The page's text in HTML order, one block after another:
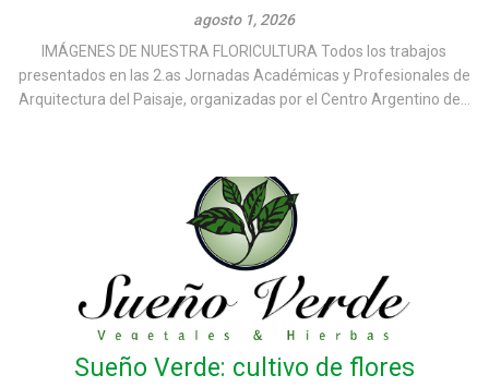
agosto 1, 2026
IMÁGENES DE NUESTRA FLORICULTURA Todos los trabajos
presentados en las 2.as Jornadas Académicas y Profesionales de
Arquitectura del Paisaje, organizadas por el Centro Argentino de...
Sueño Verde: cultivo de flores